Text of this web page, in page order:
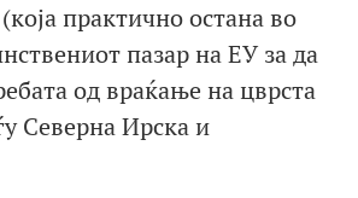
практично остана во
пазар на ЕУ за да
од враќање на цврста
Северна Ирска и